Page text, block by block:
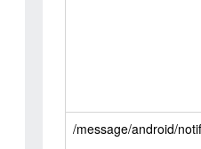
/message/android/